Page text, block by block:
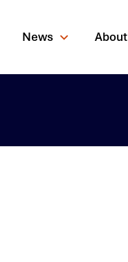
News About